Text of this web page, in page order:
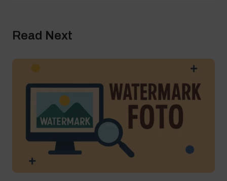
Read Next